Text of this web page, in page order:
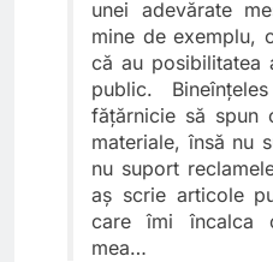
unei adevărate
mine de exemplu,
că au posibilitatea
public.
făţărnicie să spun
materiale, însă nu
nu suport
aş scrie articole
care îmi încalca
mea…